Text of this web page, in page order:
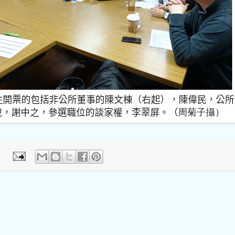
開票的包括非公所董事的陳文棟（右起），陳偉民，公所
謝中之，參選職位的談家權，李翠屏。（周菊子攝）